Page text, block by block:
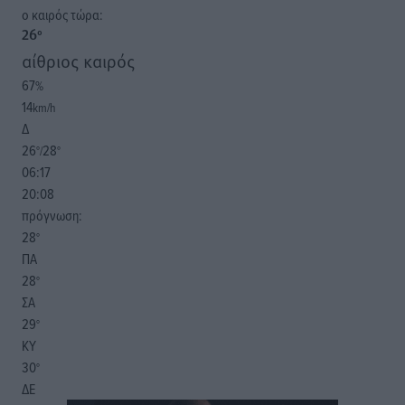
o καιρός τώρα:
26°
αίθριος καιρός
67%
14km/h
Δ
26°/28°
06:17
20:08
πρόγνωση:
28°
ΠΑ
28°
ΣΑ
29°
ΚΥ
30°
ΔΕ